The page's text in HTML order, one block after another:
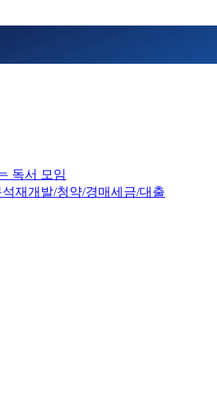
독서 모임
재개발/청약/경매세금/대출